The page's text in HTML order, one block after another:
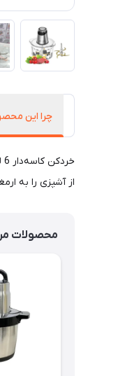
چرا این
از آشپزی را به
محصولات